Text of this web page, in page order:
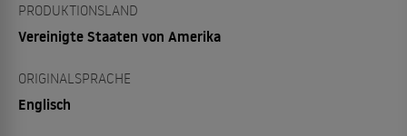
PRODUKTIONSLAND
Vereinigte Staaten von Amerika
ORIGINALSPRACHE
Englisch